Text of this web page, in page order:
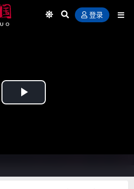
登录
Play